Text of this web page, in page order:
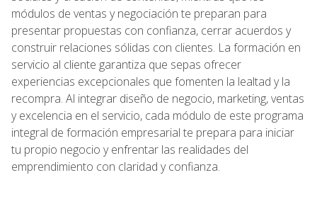
módulos de ventas y negociación te preparan para
presentar propuestas con confianza, cerrar acuerdos y
construir relaciones sólidas con clientes. La formación en
servicio al cliente garantiza que sepas ofrecer
experiencias excepcionales que fomenten la lealtad y la
recompra. Al integrar diseño de negocio, marketing, ventas
y excelencia en el servicio, cada módulo de este programa
integral de formación empresarial te prepara para iniciar
tu propio negocio y enfrentar las realidades del
emprendimiento con claridad y confianza.